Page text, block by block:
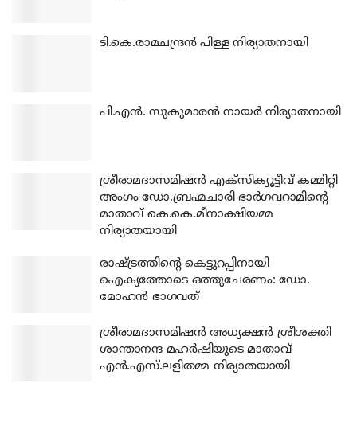
ടി.കെ.രാമചന്ദ്രന്‍ പിള്ള നിര്യാതനായി
പി.എന്‍. സുകുമാരന്‍ നായര്‍ നിര്യാതനായി
ശ്രീരാമദാസമിഷന്‍ എക്‌സിക്യൂട്ടീവ് കമ്മിറ്റി
അംഗം ഡോ.ബ്രഹ്മചാരി ഭാര്‍ഗവറാമിന്റെ
മാതാവ് കെ.കെ.മീനാക്ഷിയമ്മ
നിര്യാതയായി
രാഷ്ട്രത്തിന്റെ കെട്ടുറപ്പിനായി
ഐക്യത്തോടെ ഒത്തുചേരണം: ഡോ.
മോഹന്‍ ഭാഗവത്
ശ്രീരാമദാസമിഷന്‍ അധ്യക്ഷന്‍ ശ്രീശക്തി
ശാന്താനന്ദ മഹര്‍ഷിയുടെ മാതാവ്
എന്‍.എസ്.ലളിതമ്മ നിര്യാതയായി